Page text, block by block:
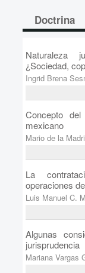
Doctrina
Naturaleza
¿Sociedad,
Ingrid Brena
Concepto
mexicano
Mario de la
La
operaciones
Luis Manuel C.
Algunas
jurisprudencia
Mariana Vargas